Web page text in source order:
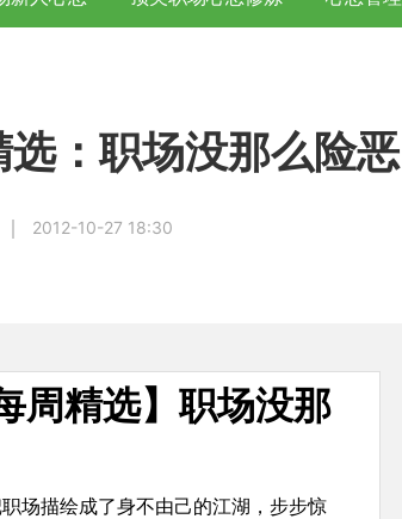
：职场没那么险恶
2012-10-27 18:30
周精选】职场没那
场描绘成了身不由己的江湖，步步惊